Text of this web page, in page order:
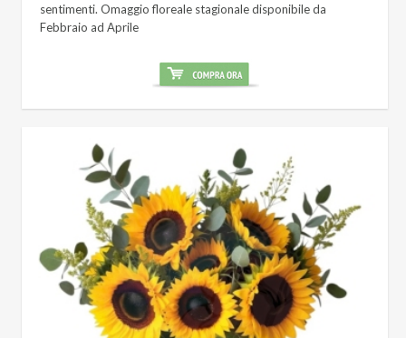
sentimenti. Omaggio floreale stagionale disponibile da
Febbraio ad Aprile